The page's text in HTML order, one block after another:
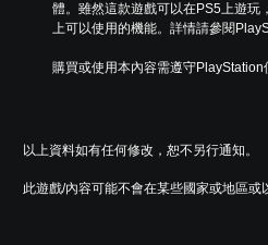
體。雖然這款遊戲可以在PS5上遊玩
上可以使用的機能。詳情請參閱
購買或使用本內容需遵守PlayStation
以上資料如有任何修改，恕不另行通知。
此遊戲/內容可能不會在某些國家或地區或